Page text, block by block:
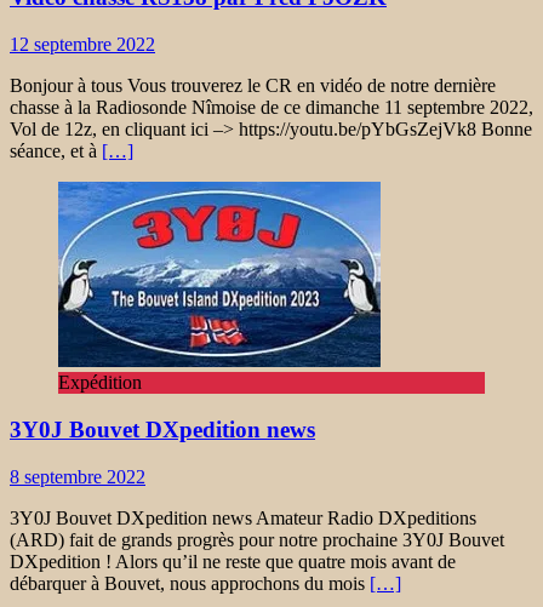
12 septembre 2022
Bonjour à tous Vous trouverez le CR en vidéo de notre dernière
chasse à la Radiosonde Nîmoise de ce dimanche 11 septembre 2022,
Vol de 12z, en cliquant ici –> https://youtu.be/pYbGsZejVk8 Bonne
séance, et à […]
Expédition
3Y0J Bouvet DXpedition news
8 septembre 2022
3Y0J Bouvet DXpedition news Amateur Radio DXpeditions
(ARD) fait de grands progrès pour notre prochaine 3Y0J Bouvet
DXpedition ! Alors qu’il ne reste que quatre mois avant de
débarquer à Bouvet, nous approchons du mois […]